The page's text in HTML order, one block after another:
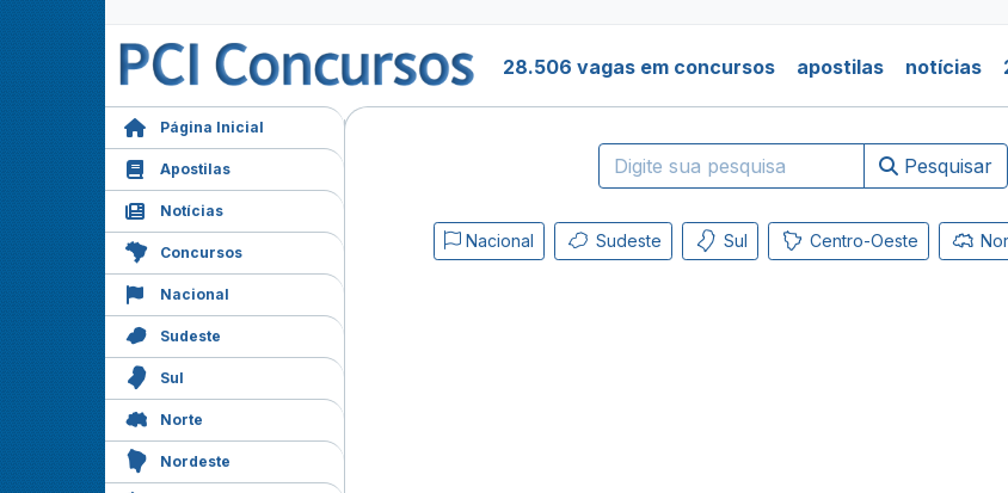
28.506 vagas em concursos apostilas notícias
Página Inicial
Apostilas
Notícias
Concursos
Nacional
Sudeste
Sul
Norte
Nordeste
Pesquisar
Nacional Sudeste Sul Centro-Oeste